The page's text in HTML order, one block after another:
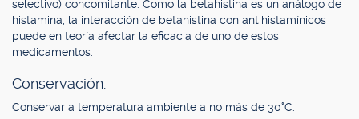
selectivo) concomitante. Como la betahistina es un análogo de
histamina, la interacción de betahistina con antihistamínicos
puede en teoría afectar la eficacia de uno de estos
medicamentos.
Conservación.
Conservar a temperatura ambiente a no más de 30°C.